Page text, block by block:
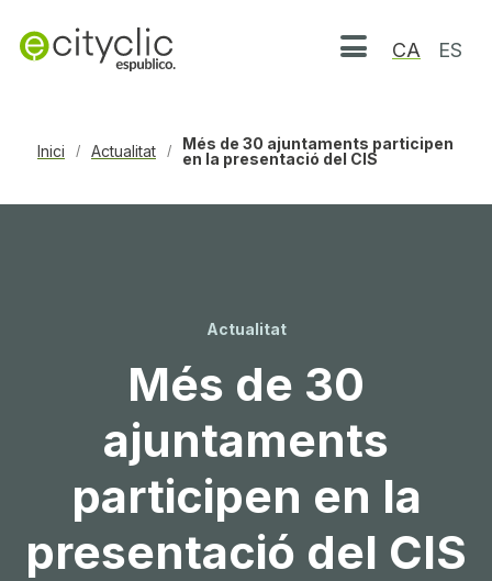
Obrir menú
CA ES
Inici / Actualitat /
Més de 30 ajuntaments participen
en la presentació del CIS
Actualitat
Més de 30
ajuntaments
participen en la
presentació del CIS